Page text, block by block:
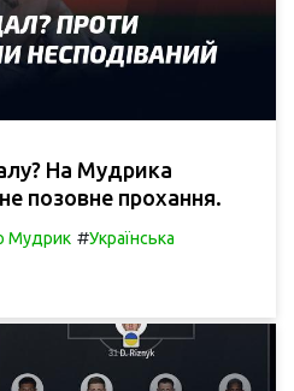
На Мудрика
позовне прохання.
Мудрик #Українська